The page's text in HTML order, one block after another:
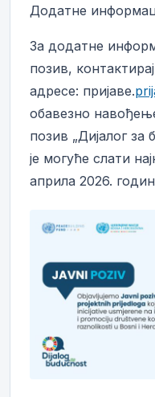
Додатне
За додатне
позив,
адресе: пријаве.
обавезно
позив „Дијалог
је могуће слати
априла 2026.